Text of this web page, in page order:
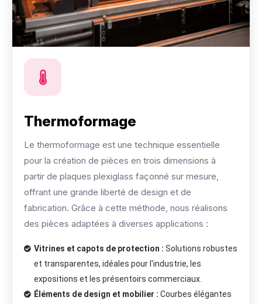
Thermoformage
Le thermoformage est une technique essentielle
pour la création de pièces en trois dimensions à
partir de plaques plexiglass façonné sur mesure,
offrant une grande liberté de design et de
fabrication. Grâce à cette méthode, nous réalisons
des pièces adaptées à diverses applications :
Vitrines et capots de protection : Solutions robustes
et transparentes, idéales pour l'industrie, les
expositions et les présentoirs commerciaux.
Éléments de design et mobilier : Courbes élégantes